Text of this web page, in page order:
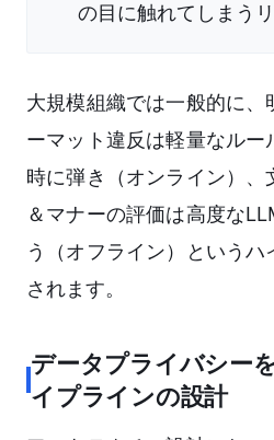
の目に触れてしまう
大規模組織では一般的に、
ーマット違反は軽量なルー
時に弾き（オンライン）、
＆マナーの評価は高度な
う（オフライン）というハ
されます。
データプライバシー
イプラインの設計